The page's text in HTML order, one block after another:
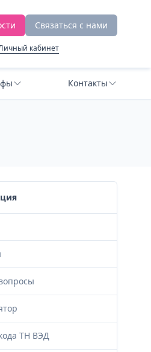
Связаться с нами
кабинет
Контакты
ТН ВЭД